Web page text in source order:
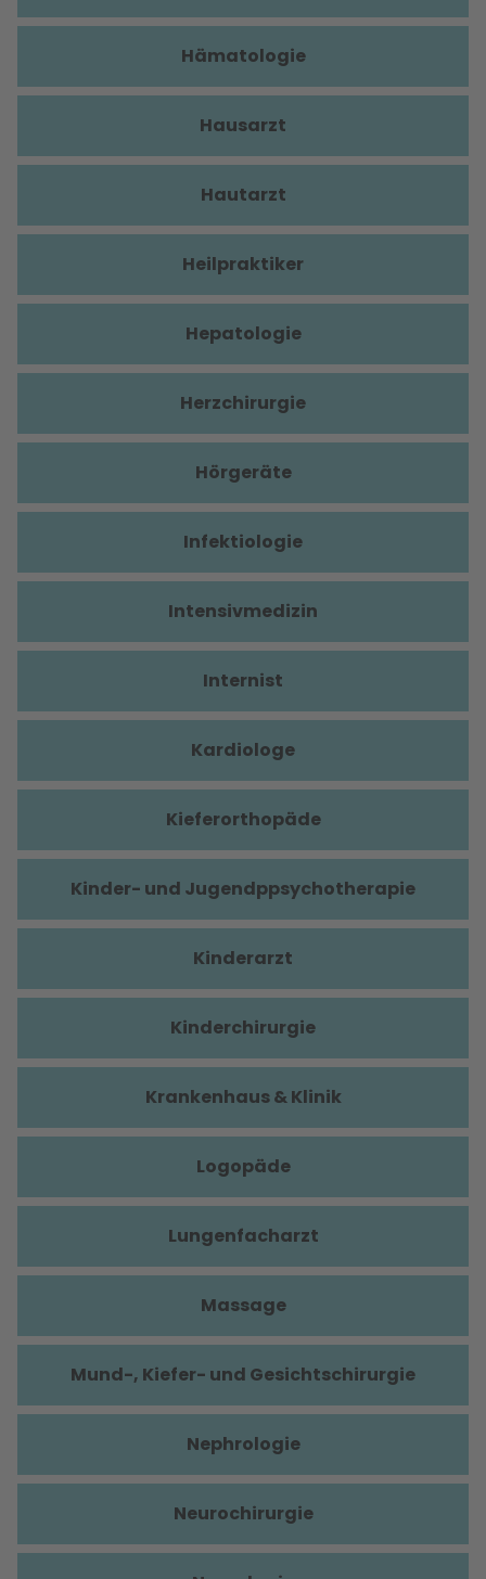
Hämatologie
Hausarzt
Hautarzt
Heilpraktiker
Hepatologie
Herzchirurgie
Hörgeräte
Infektiologie
Intensivmedizin
Internist
Kardiologe
Kieferorthopäde
Kinder- und Jugendppsychotherapie
Kinderarzt
Kinderchirurgie
Krankenhaus & Klinik
Logopäde
Lungenfacharzt
Massage
Mund-, Kiefer- und Gesichtschirurgie
Nephrologie
Neurochirurgie